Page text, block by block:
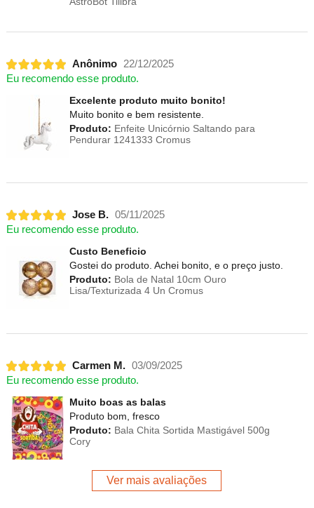
Anônimo 22/12/2025
Eu recomendo esse produto.
Excelente produto muito bonito!
Muito bonito e bem resistente.
Produto: Enfeite Unicórnio Saltando para
Pendurar 1241333 Cromus
Jose B. 05/11/2025
Eu recomendo esse produto.
Custo Beneficio
Gostei do produto. Achei bonito, e o preço justo.
Produto: Bola de Natal 10cm Ouro
Lisa/Texturizada 4 Un Cromus
Carmen M. 03/09/2025
Eu recomendo esse produto.
Muito boas as balas
Produto bom, fresco
Produto: Bala Chita Sortida Mastigável 500g
Cory
Ver mais avaliações